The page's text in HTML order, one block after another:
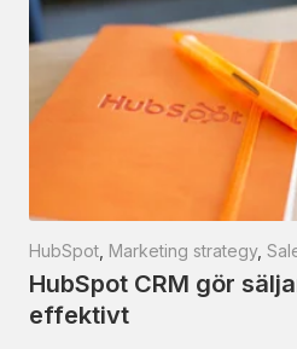
HubSpot Marketing strategy,
HubSpot CRM gör
effektivt